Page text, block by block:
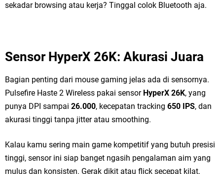
sekadar browsing atau kerja? Tinggal colok Bluetooth aja.
Sensor HyperX 26K: Akurasi Juara
Bagian penting dari mouse gaming jelas ada di sensornya.
Pulsefire Haste 2 Wireless pakai sensor HyperX 26K, yang
punya DPI sampai 26.000, kecepatan tracking 650 IPS, dan
akurasi tinggi tanpa jitter atau smoothing.
Kalau kamu sering main game kompetitif yang butuh presisi
tinggi, sensor ini siap banget ngasih pengalaman aim yang
mulus dan konsisten. Gerak dikit atau flick secepat kilat,